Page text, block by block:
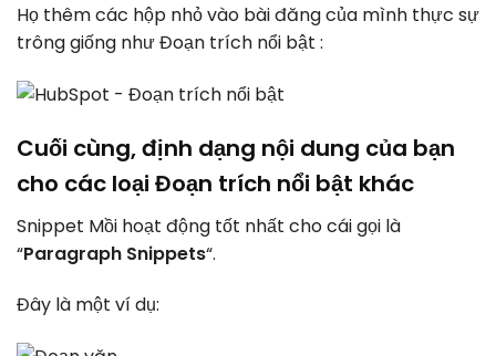
Họ thêm các hộp nhỏ vào bài đăng của mình thực sự
trông giống như Đoạn trích nổi bật :
Cuối cùng, định dạng nội dung của bạn
cho các loại Đoạn trích nổi bật khác
Snippet Mồi hoạt động tốt nhất cho cái gọi là
“Paragraph Snippets“.
Đây là một ví dụ: